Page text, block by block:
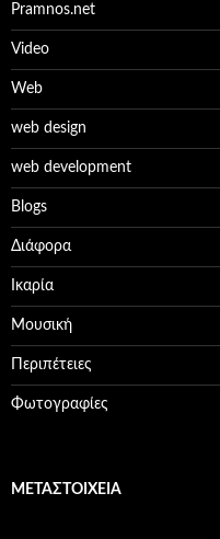
Pramnos.net
Video
Web
web design
web development
Βlogs
Διάφορα
Ικαρία
Μουσική
Περιπέτειες
Φωτογραφίες
ΜΕΤΑΣΤΟΙΧΕΊΑ